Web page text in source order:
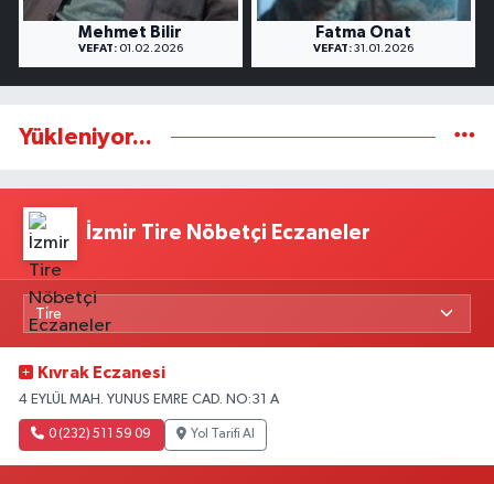
Mehmet Bilir
VEFAT:01.02.2026
Fatma Onat
VEFAT: 31.01.2026
Yükleniyor...
İzmir Tire Nöbetçi Eczaneler
Kıvrak Eczanesi
4 EYLÜL MAH. YUNUS EMRE CAD. NO:31 A
0 (232) 511 59 09 Yol Tarifi Al